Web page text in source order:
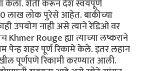
केला. शेती करून देश स्वयंपूर्ण
लाख लोक पुरेसे आहेत. बाकीच्या
उपयोग नाही असे त्याने रेडिओ वर
Khmer Rouge ह्या त्याच्या लष्कराने
पेन्ह शहर पूर्ण रिकामे केले. इतर लहान
पूर्णपणे रिकामी करण्यात आली.